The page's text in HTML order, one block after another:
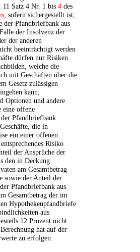
11 Satz 4 Nr. 1 bis 4 des
sofern sichergestellt ist,
der Pfandbriefbank aus
der Insolvenz der
der anderen
beeinträchtigt werden
dürfen nur Risiken
welche die
mit Geschäften über die
Gesetz zulässigen
kann;
Optionen und andere
eine offene
Pfandbriefbank
die in
ein einer offenen
Risiko
der Ansprüche der
den in Deckung
am Gesamtbetrag
sowie der Anteil der
Pfandbriefbank aus
Gesamtbetrag der im
Hypothekenpfandbriefe
aus
12 Prozent nicht
hat auf der
zu erfolgen.